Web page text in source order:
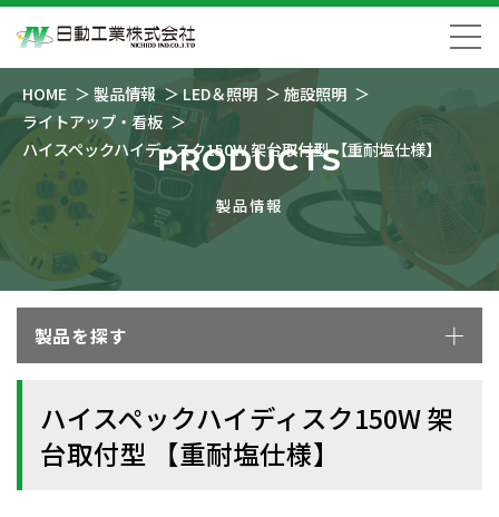
HOME 製品情報 LED＆照明
施設照明
ライトアップ・看板
ハイスペックハイディスク150W 架台取付型 【重耐塩仕様】
PRODUCTS
製品情報
製品を探す
ハイスペックハイディスク150W 架
台取付型 【重耐塩仕様】